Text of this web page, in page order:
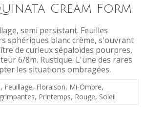
Cream Form
semi persistant. Feuilles
sphériques blanc crème, s'ouvrant
de curieux sépaloïdes pourpres,
6/8m. Rustique. L'une des rares
les situations ombragées.
, Feuillage, Floraison, Mi-Ombre,
, Printemps, Rouge, Soleil